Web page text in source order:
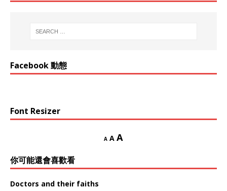
Facebook 動態
Font Resizer
A A A
你可能還會喜歡看
Doctors and their faiths